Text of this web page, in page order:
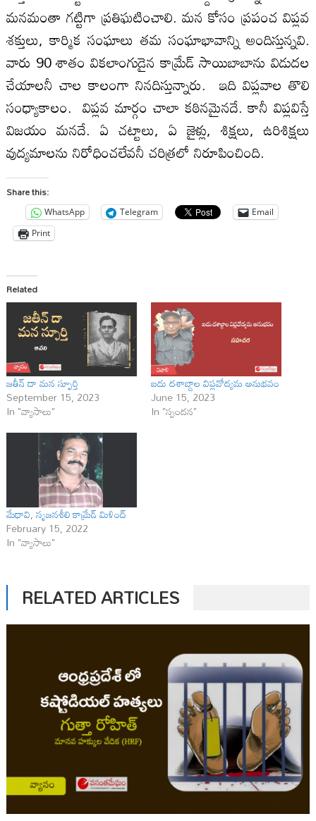
మనమంతా గట్టిగా ప్రతిఘటించాలి. మన కోసం ప్రపంచ విప్లవ
శక్తులు, కార్మిక సంఘాలు తమ సంఘాభావాన్ని అందిస్తున్నవి.
వారు 90 శాతం వికలాంగుడైన కామ్రేడ్ సాయిబాబాను విడుదల
చేయాలనీ చాల కాలంగా నినదిస్తున్నారు. ఇది విప్లవాల తొలి
సంధ్యాకాలం. విప్లవ మార్గం చాలా కఠినమైనదే. కానీ విప్లవిస్తే
విజయం మనదే. ఏ చట్టాలు, ఏ జైళ్లు, శిక్షలు, ఉరిశిక్షలు
వుద్యమాలను నిరోధించలేవనీ చరిత్రలో నిరూపించింది.
Share this:
WhatsApp Telegram
Email
Print
Related
జతీన్ దా మన స్ఫూర్తి
September 15, 2023
In "వ్యాసాలు"
ఐదు దశాబ్దాల విప్లవోద్యమ అనుభవం
June 15, 2023
In "స్పందన"
మేధావి, సృజనశీలి కామ్రేడ్ మిళింద్
February 15, 2022
In "వ్యాసాలు"
RELATED ARTICLES